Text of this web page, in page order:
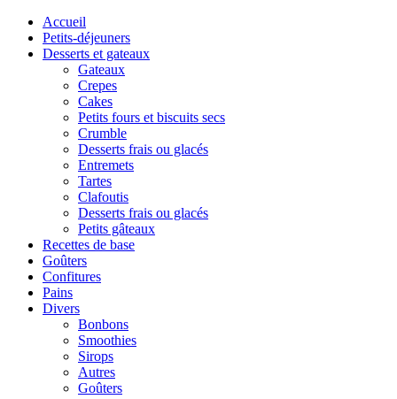
Accueil
Petits-déjeuners
Desserts et gateaux
Gateaux
Crepes
Cakes
Petits fours et biscuits secs
Crumble
Desserts frais ou glacés
Entremets
Tartes
Clafoutis
Desserts frais ou glacés
Petits gâteaux
Recettes de base
Goûters
Confitures
Pains
Divers
Bonbons
Smoothies
Sirops
Autres
Goûters